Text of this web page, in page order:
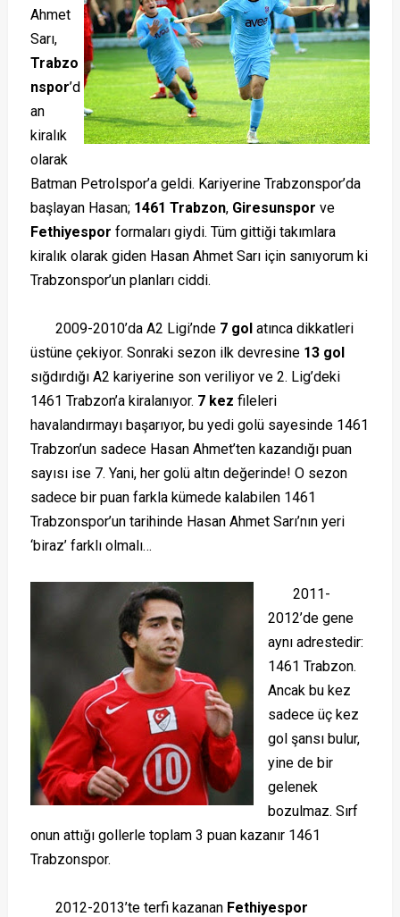
Ahmet
Sarı,
Trabzo
nspor’d
an
kiralık
olarak
Batman Petrolspor’a geldi. Kariyerine Trabzonspor’da
başlayan Hasan; 1461 Trabzon, Giresunspor ve
Fethiyespor formaları giydi. Tüm gittiği takımlara
kiralık olarak giden Hasan Ahmet Sarı için sanıyorum ki
Trabzonspor’un planları ciddi.
2009-2010’da A2 Ligi’nde 7 gol atınca dikkatleri
üstüne çekiyor. Sonraki sezon ilk devresine 13 gol
sığdırdığı A2 kariyerine son veriliyor ve 2. Lig’deki
1461 Trabzon’a kiralanıyor. 7 kez fileleri
havalandırmayı başarıyor, bu yedi golü sayesinde 1461
Trabzon’un sadece Hasan Ahmet’ten kazandığı puan
sayısı ise 7. Yani, her golü altın değerinde! O sezon
sadece bir puan farkla kümede kalabilen 1461
Trabzonspor’un tarihinde Hasan Ahmet Sarı’nın yeri
‘biraz’ farklı olmalı…
2011-
2012’de gene
aynı adrestedir:
1461 Trabzon.
Ancak bu kez
sadece üç kez
gol şansı bulur,
yine de bir
gelenek
bozulmaz. Sırf
onun attığı gollerle toplam 3 puan kazanır 1461
Trabzonspor.
2012-2013’te terfi kazanan Fethiyespor